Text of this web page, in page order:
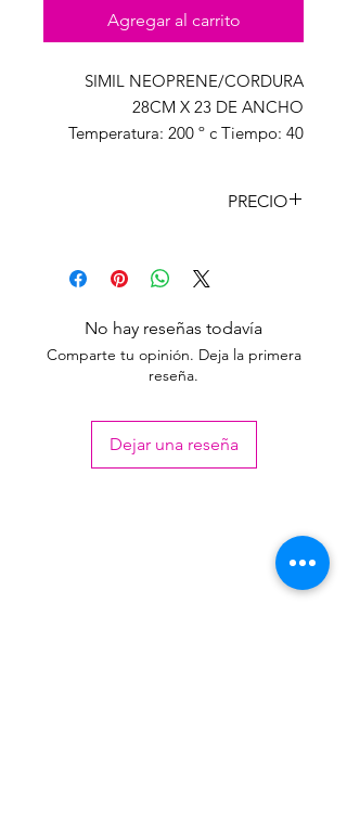
Agregar al carrito
SIMIL NEOPRENE/CORDURA
28CM X 23 DE ANCHO
Temperatura: 200 º c Tiempo: 40
PRECIO
LISTA
Unidad
$
5445,00
No hay reseñas todavía
Comparte tu opinión. Deja la primera
reseña.
Dejar una reseña